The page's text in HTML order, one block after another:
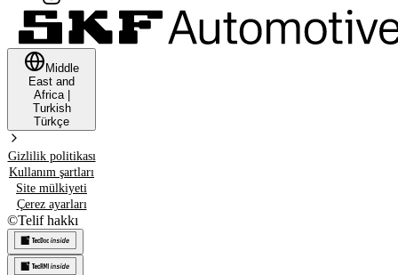
Middle
East and
Africa|
Turkish
Türkçe
Gizlilik politikası
Kullanım şartları
Site mülkiyeti
Çerez ayarları
©Telif hakkı